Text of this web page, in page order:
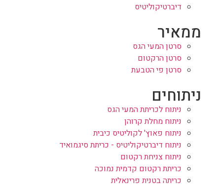
דיברטיקוליטיס
ממאיר
סרטן המעי הגס
סרטן הרקטום
סרטן פי הטבעת
ניתוחים
ניתוח לכריתת המעי הגס
ניתוח מחלת קרוהן
ניתוח פאוץ' לקוליטיס כיבית
ניתוח דיברטיקוליטיס - כריתת סיגמואיד
ניתוח צניחת רקטום
כריתת רקטום קדמית נמוכה
כריתה בטנית פרינאלית